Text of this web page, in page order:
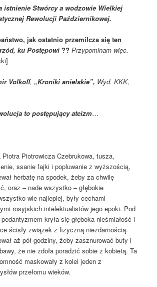
istnienie Stwórcy a wodzowie Wielkiej
Rewolucji Październikowej.
jakostatnio przemilcza się ten
ku Postępowi ?? Przypominam więc.
Volkoff,„Kroniki anielskie”, Wyd. KKK,
to postępujący ateizm…
Piotra Piotrowicza Czebrukowa, tusza,
ssanie fajki i popluwanie z wyższością,
herbatę na spodek, żeby za chwilę
oraz – nade wszystko – głębokie
wie najlepiej, były cechami
rosyjskich intelektualistów jego epoki. Pod
kryła się głęboka nieśmiałość i
ścisły związek z fizyczną niezdarnością.
aż pół godziny, żeby zasznurować buty i
że nie zdoła poradzić sobie z kobietą. Ta
maskowały z kolei jeden z
przełomu wieków.